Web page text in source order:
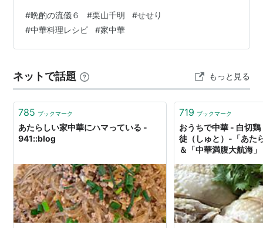
ブ2㎝くらい 生姜チューブ2㎝くらい しょうゆ小さじ１
酒小さじ１ みりん小さじ１ ごま油少々 片栗粉少々 シュ
ウマイの皮数枚 【蓬莱本館】《送料込み》お試しセット
餃子のセット]〈蓬莱 豚まん ホーライ ほうらい 肉まん …
#晩酌の流儀６ #栗山千明 #せせり
#中華料理レシピ #家中華
ネットで話題 もっと見る
785 ブックマーク
あたらしい家中華にハマっている -
941::blog
719 ブックマーク
おうちで中華 - 白切
徒（しゅと）-「あた
＆「中華満腹大航海」